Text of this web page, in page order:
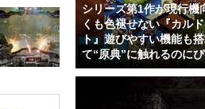
シリーズ第1作が現行機
くも色褪せない『カル
ト』遊びやすい機能も
て“原典”に触れるのに